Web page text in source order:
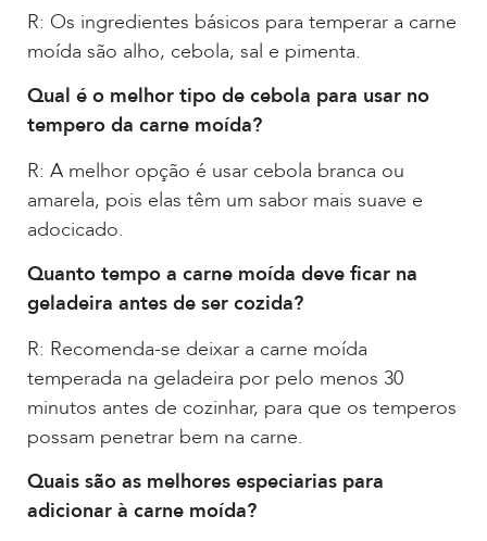
R: Os ingredientes básicos para temperar a carne
moída são alho, cebola, sal e pimenta.
Qual é o melhor tipo de cebola para usar no
tempero da carne moída?
R: A melhor opção é usar cebola branca ou
amarela, pois elas têm um sabor mais suave e
adocicado.
Quanto tempo a carne moída deve ficar na
geladeira antes de ser cozida?
R: Recomenda-se deixar a carne moída
temperada na geladeira por pelo menos 30
minutos antes de cozinhar, para que os temperos
possam penetrar bem na carne.
Quais são as melhores especiarias para
adicionar à carne moída?